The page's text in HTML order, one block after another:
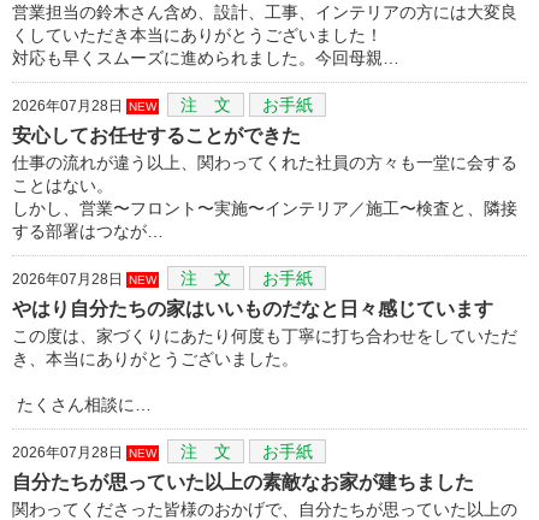
営業担当の鈴木さん含め、設計、工事、インテリアの方には大変良
くしていただき本当にありがとうございました！
対応も早くスムーズに進められました。今回母親…
2026年07月28日 NEW 注 文 お手紙
安心してお任せすることができた
仕事の流れが違う以上、関わってくれた社員の方々も一堂に会する
ことはない。
しかし、営業〜フロント〜実施〜インテリア／施工〜検査と、隣接
する部署はつなが…
2026年07月28日 NEW 注 文 お手紙
やはり自分たちの家はいいものだなと日々感じています
この度は、家づくりにあたり何度も丁寧に打ち合わせをしていただ
き、本当にありがとうございました。
たくさん相談に…
2026年07月28日 NEW 注 文 お手紙
自分たちが思っていた以上の素敵なお家が建ちました
関わってくださった皆様のおかげで、自分たちが思っていた以上の